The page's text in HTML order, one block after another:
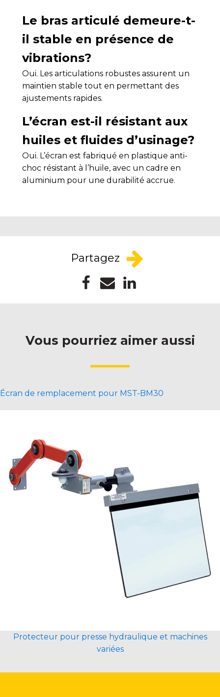
Le bras articulé demeure-t-
il stable en présence de
vibrations?
Oui. Les articulations robustes assurent un
maintien stable tout en permettant des
ajustements rapides.
L’écran est-il résistant aux
huiles et fluides d’usinage?
Oui. L’écran est fabriqué en plastique anti-
choc résistant à l’huile, avec un cadre en
aluminium pour une durabilité accrue.
Partagez
Vous pourriez aimer aussi
Écran de remplacement pour MST-BM30
Protecteur pour presse hydraulique et machines
variées